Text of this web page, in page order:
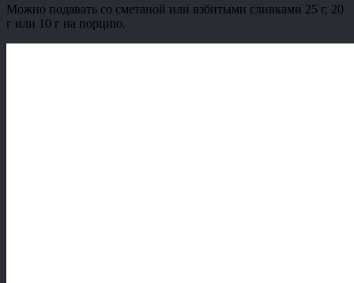
Можно подавать со сметаной или взбитыми сливками 25 г, 20
г или 10 г на порцию.